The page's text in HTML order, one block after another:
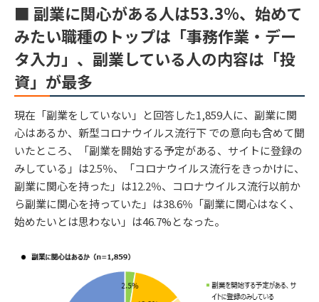
■ 副業に関心がある人は53.3%、始めて
みたい職種のトップは「事務作業・デー
タ入力」、副業している人の内容は「投
資」が最多
現在「副業をしていない」と回答した1,859人に、副業に関
心はあるか、新型コロナウイルス流行下 での意向も含めて聞
いたところ、「副業を開始する予定がある、サイトに登録の
みしている」は2.5％、「コロナウイルス流行をきっかけに、
副業に関心を持った」は12.2％、コロナウイルス流行以前か
ら副業に関心を持っていた」は38.6％「副業に関心はなく、
始めたいとは思わない」は46.7%となった。